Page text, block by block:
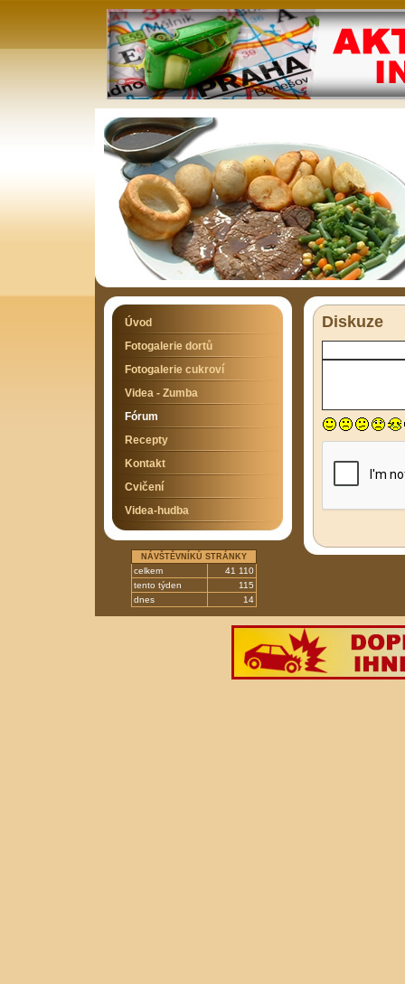
Diskuze
Úvod
Fotogalerie dortů
Fotogalerie cukroví
Videa - Zumba
Fórum
Recepty
Kontakt
Cvičení
Videa-hudba
NÁVŠTĚVNÍKŮ STRÁNKY
celkem
41 110
tento týden
115
dnes
14